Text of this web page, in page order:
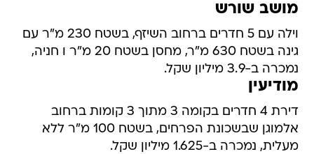
מושב שורש
וילה עם 5 חדרים ברחוב השיזף, בשטח 230 מ"ר עם
גינה בשטח 630 מ"ר, מחסן בשטח 20 מ"ר ו חניה,
נמכרה ב-3.9 מיליון שקל.
מודיעין
דירת 4 חדרים בקומה 3 מתוך 3 קומות ברחוב
אלמוגן שבשכונת הפרחים, בשטח 100 מ"ר ללא
מעלית, נמכרה ב-1.625 מיליון שקל.